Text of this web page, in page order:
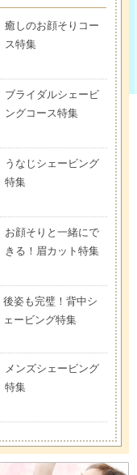
癒しのお顔そりコー
ス特集
ブライダルシェービ
ングコース特集
うなじシェービング
特集
お顔そりと一緒にで
きる！眉カット特集
後姿も完璧！背中シ
ェービング特集
メンズシェービング
特集